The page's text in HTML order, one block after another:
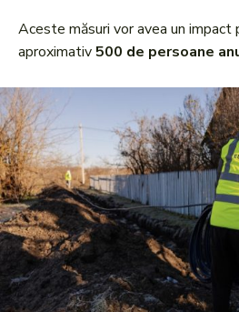
Aceste măsuri vor avea un impact
aproximativ500 de persoane